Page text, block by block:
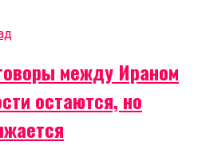
между Ираном
остаются, но